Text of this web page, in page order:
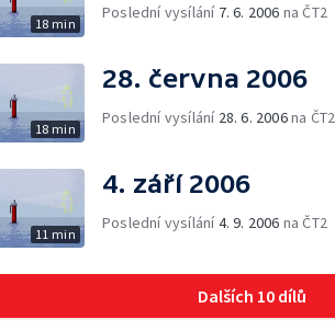
18 min
Poslední vysílání 7. 6. 2006 na ČT2
18 min
28. června 2006
Poslední vysílání 28. 6. 2006na ČT2
11 min
4. září 2006
Poslední vysílání4. 9. 2006 na ČT2
Dalších 10 dílů